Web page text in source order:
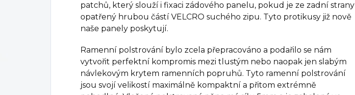
patchů, který slouží i fixaci zádového panelu, pokud je ze zadní strany
opatřený hrubou částí VELCRO suchého zipu. Tyto protikusy již nově
naše panely poskytují.
Ramenní polstrování bylo zcela přepracováno a podařilo se nám
vytvořit perfektní kompromis mezi tlustým nebo naopak jen slabým
návlekovým krytem ramenních popruhů. Tyto ramenní polstrování
jsou svojí velikostí maximálně kompaktní a přitom extrémně